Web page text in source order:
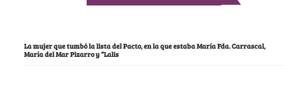
La mujer que tumbó la lista del Pacto, en la que estaba María Fda. Carrascal,
María del Mar Pizarro y “Lalis